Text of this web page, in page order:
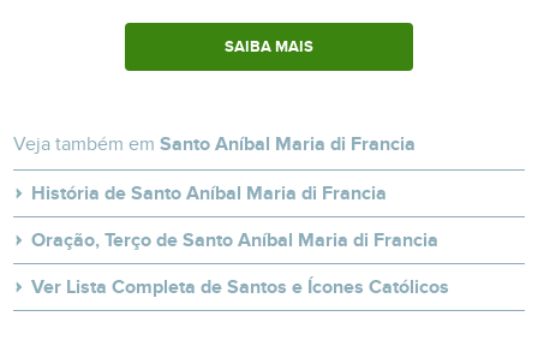
SAIBA MAIS
Veja também emSanto Aníbal Maria di Francia
História de Santo Aníbal Maria di Francia
Oração, Terço de Santo Aníbal Maria di Francia
Ver Lista Completa de Santos e Ícones Católicos